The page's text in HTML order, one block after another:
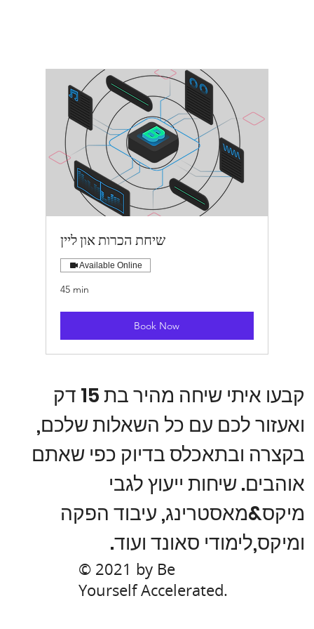
שיחת הכרות און ליין
Available Online
45 min
Book Now
קבעו איתי שיחה מהיר בת 15 דק
ואעזור לכם עם כל השאלות שלכם,
בקצרה ובתאכלס בדיוק כפי שאתם
אוהבים. שיחות ייעוץ לגבי
מיקס&מאסטרינג, עיבוד הפקה
ומיקס,לימודי סאונד ועוד.
© 2021 by Be
Yourself Accelerated.